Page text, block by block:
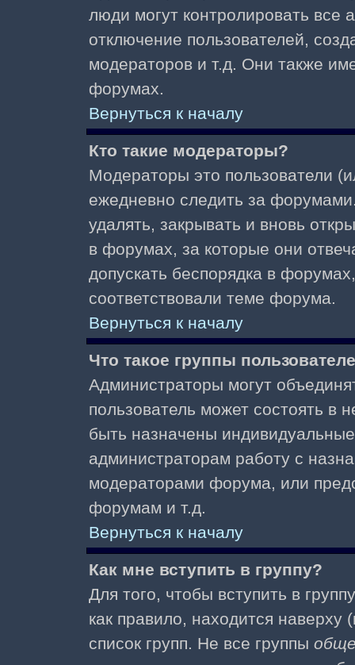
люди могут контролировать все
отключение пользователей,
модераторов и т.д. Они также
форумах.
Вернуться к началу
Кто такие модераторы?
Модераторы это пользователи
ежедневно следить за
удалять, закрывать и вновь
в форумах, за которые они
допускать беспорядка в
соответствовали теме форума.
Вернуться к началу
Что такое группы
Администраторы могут
пользователь может состоять в
быть назначены
администраторам работу с
модераторами форума, или
форумам и т.д.
Вернуться к началу
Как мне вступить в группу?
Для того, чтобы вступить в
как правило, находится
список групп. Не все группы